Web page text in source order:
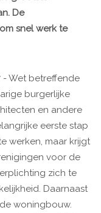
De
snel werk te
- Wet betreffende
burgerlijke
en andere
eerste stap
werken, maar krijgt
voor de
zich te
Daarnaast
woningbouw.